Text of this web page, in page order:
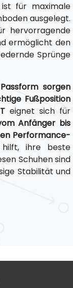
ist für maximale
ausgelegt.
hervorragende
ermöglicht den
Sprünge
sorgen
Fußposition
eignet sich für
Anfänger bis
Performance-
ihre beste
Schuhen sind
Stabilität und